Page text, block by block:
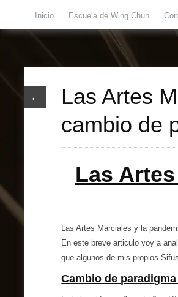
Inicio Escuela de Wing Chun
←
Las Artes
cambio de
Las
Las Artes Marciales y la
En este breve articulo voy a
que algunos de mis propios
Cambio de